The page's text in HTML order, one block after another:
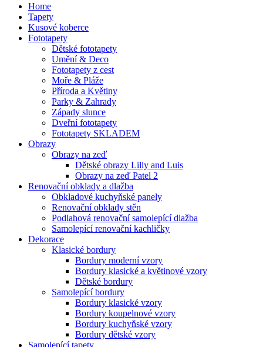
Home
Tapety
Kusové koberce
Fototapety
Dětské fototapety
Umění & Deco
Fototapety z cest
Moře & Pláže
Příroda a Květiny
Parky & Zahrady
Západy slunce
Dveřní fototapety
Fototapety SKLADEM
Obrazy
Obrazy na zeď
Dětské obrazy Lilly and Luis
Obrazy na zeď Patel 2
Renovační obklady a dlažba
Obkladové kuchyňské panely
Renovační obklady stěn
Podlahová renovační samolepící dlažba
Samolepící renovační kachličky
Dekorace
Klasické bordury
Bordury moderní vzory
Bordury klasické a květinové vzory
Dětské bordury
Samolepící bordury
Bordury klasické vzory
Bordury koupelnové vzory
Bordury kuchyňské vzory
Bordury dětské vzory
Samolepící tapety